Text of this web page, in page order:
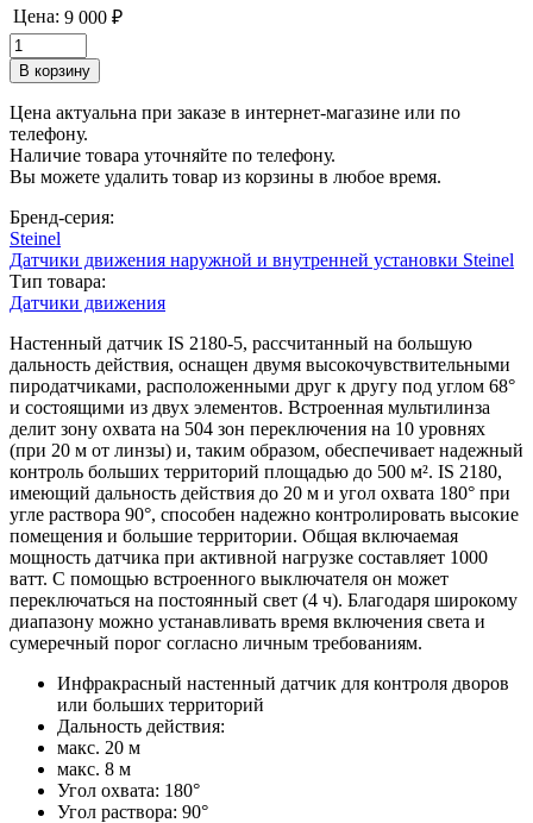
Цена: 9 000 ₽
Цена актуальна при заказе в интернет-магазине или по
телефону.
Наличие товара уточняйте по телефону.
Вы можете удалить товар из корзины в любое время.
Бренд-серия:
Steinel
Датчики движения наружной и внутренней установки Steinel
Тип товара:
Датчики движения
Настенный датчик IS 2180-5, рассчитанный на большую
дальность действия, оснащен двумя высокочувствительными
пиродатчиками, расположенными друг к другу под углом 68°
и состоящими из двух элементов. Встроенная мультилинза
делит зону охвата на 504 зон переключения на 10 уровнях
(при 20 м от линзы) и, таким образом, обеспечивает надежный
контроль больших территорий площадью до 500 м². IS 2180,
имеющий дальность действия до 20 м и угол охвата 180° при
угле раствора 90°, способен надежно контролировать высокие
помещения и большие территории. Общая включаемая
мощность датчика при активной нагрузке составляет 1000
ватт. С помощью встроенного выключателя он может
переключаться на постоянный свет (4 ч). Благодаря широкому
диапазону можно устанавливать время включения света и
сумеречный порог согласно личным требованиям.
Инфракрасный настенный датчик для контроля дворов
или больших территорий
Дальность действия:
макс. 20 м
макс. 8 м
Угол охвата: 180°
Угол раствора: 90°